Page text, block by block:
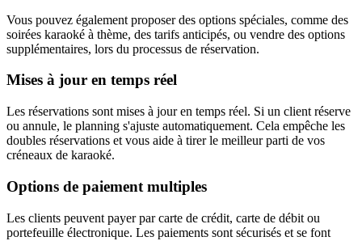
Vous pouvez également proposer des options spéciales, comme des
soirées karaoké à thème, des tarifs anticipés, ou vendre des options
supplémentaires, lors du processus de réservation.
Mises à jour en temps réel
Les réservations sont mises à jour en temps réel. Si un client réserve
ou annule, le planning s'ajuste automatiquement. Cela empêche les
doubles réservations et vous aide à tirer le meilleur parti de vos
créneaux de karaoké.
Options de paiement multiples
Les clients peuvent payer par carte de crédit, carte de débit ou
portefeuille électronique. Les paiements sont sécurisés et se font